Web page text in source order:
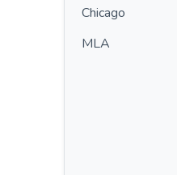
Chicago
MLA